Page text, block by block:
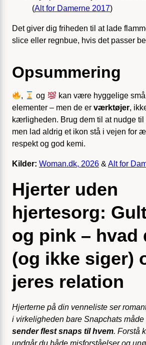
(Alt for Damerne 2017)
Det giver dig friheden til at lade
slice eller regnbue, hvis det passer
Opsummering
, og
kan være hyggelige
elementer – men de er værktøjer,
kærligheden. Brug dem til at nudge til
men lad aldrig et ikon stå i vejen for
respekt og god kemi.
Kilder: Woman.dk, 2026 &Alt for
Hjerter uden
hjertesorg:
og pink – hvad
(og ikke siger)
jeres relation
Hjerterne på din venneliste ser
i virkeligheden bare Snapchats
sender flest snaps til hvem. Forstå